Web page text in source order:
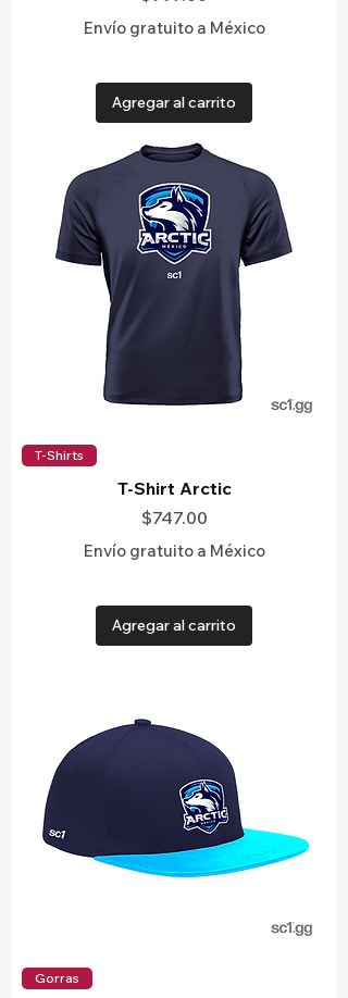
Envío gratuito a México
Agregar al carrito
T-Shirts
T-Shirt Arctic
Precio
$747.00
Envío gratuito a México
Agregar al carrito
Gorras